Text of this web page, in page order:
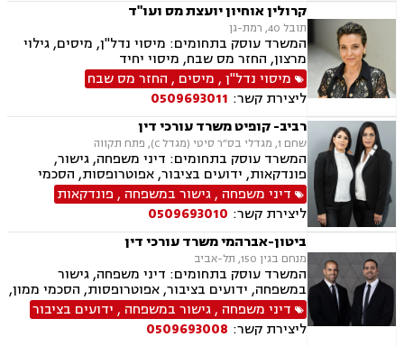
קרולין אוחיון יועצת מס ועו"ד
תובל 40, רמת-גן
המשרד עוסק בתחומים: מיסוי נדל"ן, מיסים, גילוי
מרצון, החזר מס שבח, מיסוי יחיד
מיסוי נדל"ן, מיסים , החזר מס שבח
ליצירת קשר: 0509693011
רביב- קופיט משרד עורכי דין
שחם 1, מגדלי בס״ר סיטי (מגדל C), פתח תקווה
המשרד עוסק בתחומים: דיני משפחה, גישור,
פונדקאות, ידועים בציבור, אפוטרופסות, הסכמי
ממון, אבהות, מזונות, משמורת, גירושין, הורות חד
מינית, נישואים חד אזרחיים, אימוץ, חלוקת רכוש,
מעמד אישי, תיאום הורי, חטיפת ילדים, זמני שהות,
אומנה, ניכור הורי, עסקאות מתנה.
דיני משפחה ,גישור במשפחה , פונדקאות
ליצירת קשר: 0509693010
ביטון-אברהמי משרד עורכי דין
מנחם בגין 150, תל-אביב
המשרד עוסק בתחומים: דיני משפחה, גישור
במשפחה, ידועים בציבור, אפוטרופסות, הסכמי ממון,
אבהות, מזונות, משמורת, גירושין, נישואים אזרחיים,
חלוקת רכוש, מעמד אישי, תיאום הורי, זמני שהות,
ניכור הורי, עסקאות מתנה.
דיני משפחה ,גישור במשפחה , ידועים בציבור
ליצירת קשר: 0509693008